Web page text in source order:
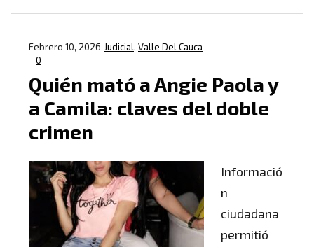
Judicial, Valle Del Cauca
Febrero 10, 2026
0
Quién mató a Angie Paola y
a Camila: claves del doble
crimen
Informació
n
ciudadana
permitió